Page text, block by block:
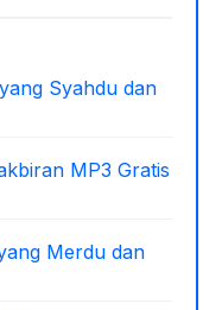
Syahdu dan
MP3 Gratis
Merdu dan